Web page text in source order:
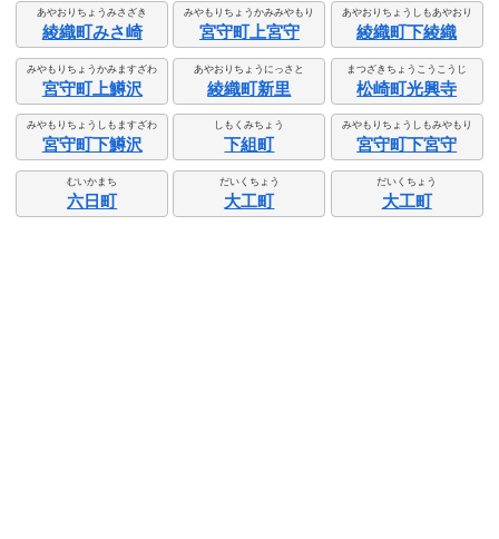
あやおりちょうみさざき
綾織町みさ崎
みやもりちょうかみみやもり
宮守町上宮守
あやおりちょうしもあやおり
綾織町下綾織
みやもりちょうかみますざわ
宮守町上鱒沢
あやおりちょうにっさと
綾織町新里
まつざきちょうこうこうじ
松崎町光興寺
みやもりちょうしもますざわ
宮守町下鱒沢
しもくみちょう
下組町
みやもりちょうしもみやもり
宮守町下宮守
むいかまち
六日町
だいくちょう
大工町
だいくちょう
大工町